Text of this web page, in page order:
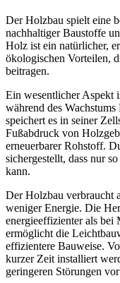
Der Holzbau spielt eine
nachhaltiger Baustoffe
Holz ist ein natürlicher,
ökologischen Vorteilen,
beitragen.
Ein wesentlicher Aspekt
während des
speichert es in seiner
Fußabdruck von
erneuerbarer Rohstoff.
sichergestellt, dass nur
kann.
Der Holzbau verbraucht
weniger Energie. Die
energieeffizienter als bei
ermöglicht die
effizientere Bauweise.
kurzer Zeit installiert
geringeren Störungen